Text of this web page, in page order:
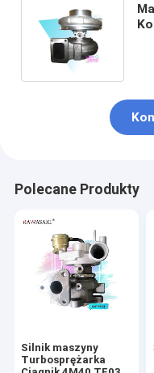
Polecane Produkty
Silnik maszyny
Turbosprężarka